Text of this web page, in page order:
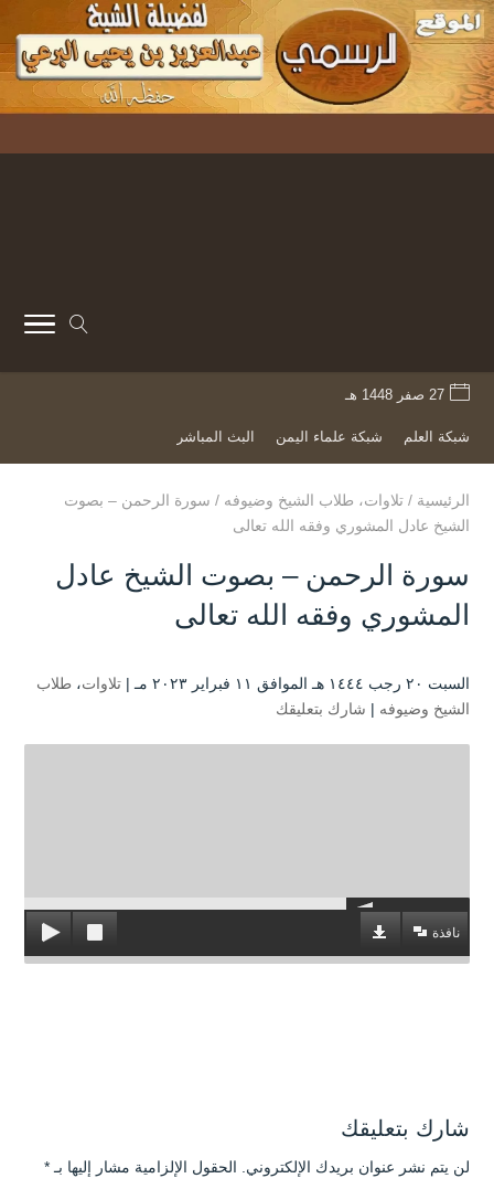
27 صفر 1448 هـ
شبكة العلم شبكة علماء اليمن البث المباشر
الرئيسية / تلاوات، طلاب الشيخ وضيوفه / سورة الرحمن – بصوت
الشيخ عادل المشوري وفقه الله تعالى
سورة الرحمن – بصوت الشيخ عادل
المشوري وفقه الله تعالى
السبت ۲۰ رجب ۱٤٤٤ هـ الموافق ۱۱ فبراير ۲۰۲۳ مـ | تلاوات، طلاب
الشيخ وضيوفه | شارك بتعليقك
نافذة
شارك بتعليقك
لن يتم نشر عنوان بريدك الإلكتروني. الحقول الإلزامية مشار إليها بـ *